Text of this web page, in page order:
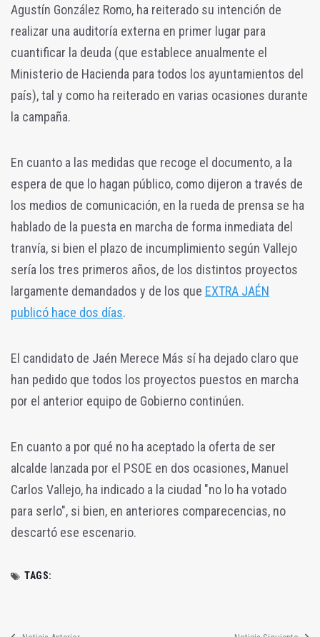
Agustín González Romo, ha reiterado su intención de
realizar una auditoría externa en primer lugar para
cuantificar la deuda (que establece anualmente el
Ministerio de Hacienda para todos los ayuntamientos del
país), tal y como ha reiterado en varias ocasiones durante
la campaña.
En cuanto a las medidas que recoge el documento, a la
espera de que lo hagan público, como dijeron a través de
los medios de comunicación, en la rueda de prensa se ha
hablado de la puesta en marcha de forma inmediata del
tranvía, si bien el plazo de incumplimiento según Vallejo
sería los tres primeros años, de los distintos proyectos
largamente demandados y de los que EXTRA JAÉN
publicó hace dos días.
El candidato de Jaén Merece Más sí ha dejado claro que
han pedido que todos los proyectos puestos en marcha
por el anterior equipo de Gobierno continúen.
En cuanto a por qué no ha aceptado la oferta de ser
alcalde lanzada por el PSOE en dos ocasiones, Manuel
Carlos Vallejo, ha indicado a la ciudad "no lo ha votado
para serlo", si bien, en anteriores comparecencias, no
descartó ese escenario.
TAGS: